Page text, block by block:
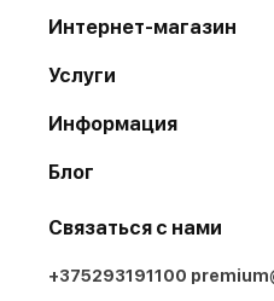
Интернет-магазин
Услуги
Информация
Блог
Связаться с нами
+375293191100